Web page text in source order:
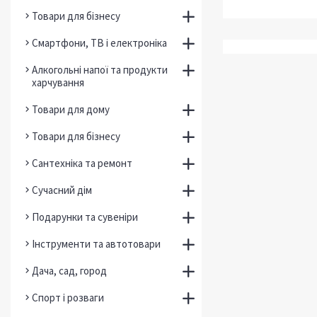
Товари для бізнесу
Смартфони, ТВ і електроніка
Алкогольні напої та продукти
харчування
Товари для дому
Товари для бізнесу
Сантехніка та ремонт
Сучасний дім
Подарунки та сувеніри
Інструменти та автотовари
Дача, сад, город
Спорт і розваги